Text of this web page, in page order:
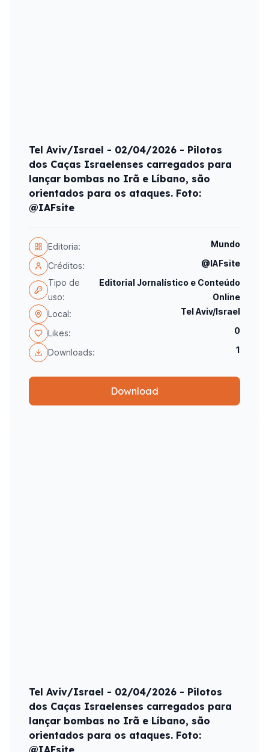
Tel Aviv/Israel - 02/04/2026 - Pilotos
dos Caças Israelenses carregados para
lançar bombas no Irã e Líbano, são
orientados para os ataques. Foto:
@IAFsite
Editoria: Mundo
Créditos:
@IAFsite
Tipo de
uso:
Editorial Jornalístico e Conteúdo
Online
Local:
Tel Aviv/Israel
Likes: 0
Downloads: 1
Download
Tel Aviv/Israel - 02/04/2026 - Pilotos
dos Caças Israelenses carregados para
lançar bombas no Irã e Líbano, são
orientados para os ataques. Foto:
@IAFsite